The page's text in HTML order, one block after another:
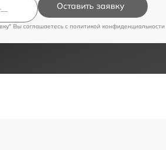
Оставить заявку
Вы соглашаетесь c политикой конфиденциальности